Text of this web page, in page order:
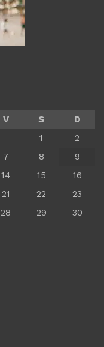
V S
D
1
2
7 8
9
14 15
16
21 22
23
28 29
30